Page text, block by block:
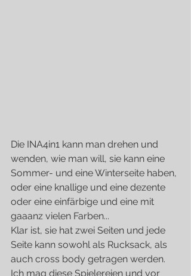
Die INA4in1 kann man drehen und
wenden, wie man will, sie kann eine
Sommer- und eine Winterseite haben,
oder eine knallige und eine dezente
oder eine einfärbige und eine mit
gaaanz vielen Farben...
Klar ist, sie hat zwei Seiten und jede
Seite kann sowohl als Rucksack, als
auch cross body getragen werden.
Ich mag diese Spielereien und vor